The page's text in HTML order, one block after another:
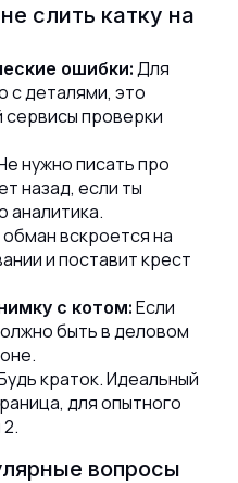
слить катку на
ошибки: Для
с деталями, это
сервисы проверки
нужно писать про
назад, если ты
аналитика.
вскроется на
и поставит крест
с котом:Если
быть в деловом
краток. Идеальный
для опытного
вопросы